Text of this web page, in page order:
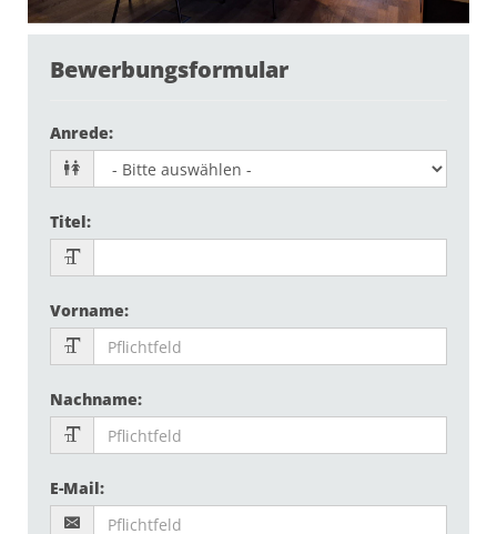
Bewerbungsformular
Anrede:
Titel:
Vorname:
Nachname:
E-Mail: